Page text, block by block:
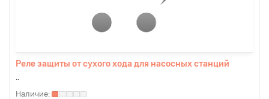
Реле защиты от сухого хода для насосных станций
..